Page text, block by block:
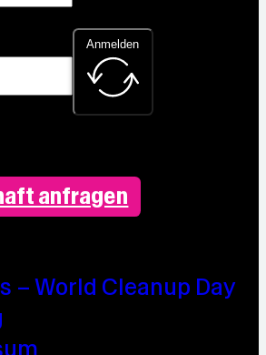
anfragen
– World Cleanup Day
Anmelden